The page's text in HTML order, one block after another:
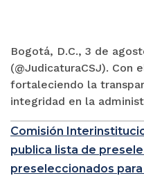
Bogotá, D.C., 3 de
(@JudicaturaCSJ). Con
fortaleciendo la
integridad en la
Comisión
publica lista de
preseleccionados